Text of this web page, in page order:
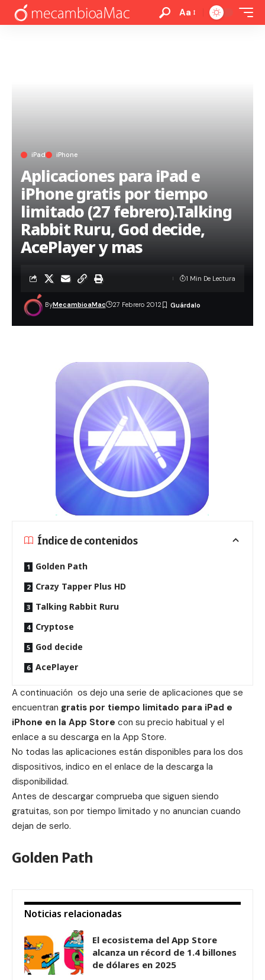
Aa
iPad iPhone
Aplicaciones para iPad e
iPhone gratis por tiempo
limitado (27 febrero).Talking
Rabbit Ruru, God decide,
AcePlayer y mas
ByMecambioaMac 27 Febrero 2012
1 Min De Lectura
Índice de contenidos
Golden Path
Crazy Tapper Plus HD
Talking Rabbit Ruru
Cryptose
God decide
AcePlayer
A continuación os dejo una serie de aplicaciones que se
encuentran gratis por tiempo limitado para iPad e
iPhone en la App Store con su precio habitual y el
enlace a su descarga en la App Store.
No todas las aplicaciones están disponibles para los dos
dispositivos, indico en el enlace de la descarga la
disponibilidad.
Antes de descargar comprueba que siguen siendo
gratuitas, son por tiempo limitado y no anuncian cuando
dejan de serlo.
Golden Path
Noticias relacionadas
El ecosistema del App Store
alcanza un récord de 1.4 billones
de dólares en 2025